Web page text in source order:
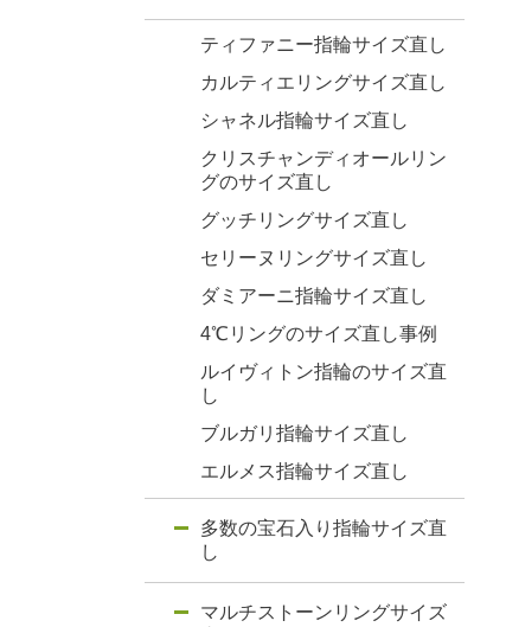
ティファニー指輪サイズ直し
カルティエリングサイズ直し
シャネル指輪サイズ直し
クリスチャンディオールリン
グのサイズ直し
グッチリングサイズ直し
セリーヌリングサイズ直し
ダミアーニ指輪サイズ直し
4℃リングのサイズ直し事例
ルイヴィトン指輪のサイズ直
し
ブルガリ指輪サイズ直し
エルメス指輪サイズ直し
多数の宝石入り指輪サイズ直
し
マルチストーンリングサイズ